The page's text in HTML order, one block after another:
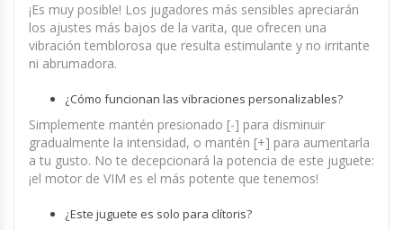
¡Es muy posible! Los jugadores más sensibles apreciarán
los ajustes más bajos de la varita, que ofrecen una
vibración temblorosa que resulta estimulante y no irritante
ni abrumadora.
¿Cómo funcionan las vibraciones personalizables?
Simplemente mantén presionado [-] para disminuir
gradualmente la intensidad, o mantén [+] para aumentarla
a tu gusto. No te decepcionará la potencia de este juguete:
¡el motor de VIM es el más potente que tenemos!
¿Este juguete es solo para clítoris?